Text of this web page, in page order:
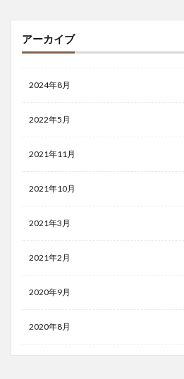
アーカイブ
2024年8月
2022年5月
2021年11月
2021年10月
2021年3月
2021年2月
2020年9月
2020年8月